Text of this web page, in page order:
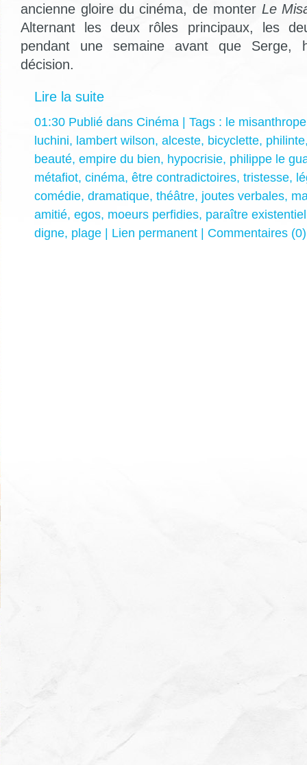
ancienne gloire du cinéma, de monter Le
Alternant les deux rôles principaux, les
pendant une semaine avant que Serge,
décision.
Lire la suite
01:30 Publié dans Cinéma | Tags : le misanthrope
luchini, lambert wilson, alceste, bicyclette, philinte
beauté, empire du bien, hypocrisie, philippe le
métafiot, cinéma, être contradictoires, tristesse,
comédie, dramatique, théâtre, joutes verbales,
amitié, egos, moeurs perfidies, paraître existentiel
digne, plage | Lien permanent | Commentaires (0)